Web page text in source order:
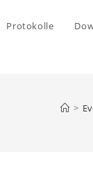
Protokolle
>